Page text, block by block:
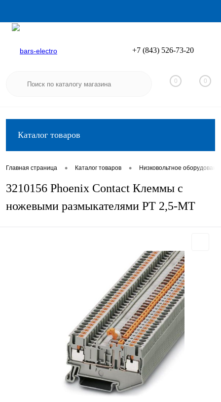
Вход
+7 (843) 526-73-20
0 0
Каталог товаров
Главная страница • Каталог товаров • Низковольтное
3210156 Phoenix Contact Клеммы с
ножевыми размыкателями PT 2,5-MT